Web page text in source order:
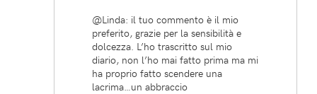
@Linda: il tuo commento è il mio
preferito, grazie per la sensibilità e
dolcezza. L’ho trascritto sul mio
diario, non l’ho mai fatto prima ma mi
ha proprio fatto scendere una
lacrima…un abbraccio